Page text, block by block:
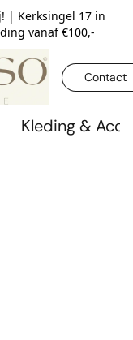
| Kerksingel 17 in
vanaf €100,-
Contact
Kleding &